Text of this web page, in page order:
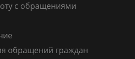
с обращениями
обращений граждан